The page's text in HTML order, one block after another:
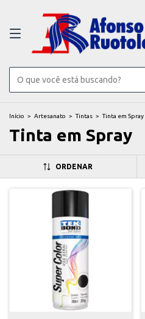
Início > Artesanato > Tintas > Tinta em Spray
Tinta em Spray
ORDENAR